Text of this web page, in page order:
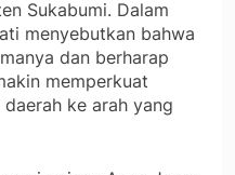
Sukabumi. Dalam
menyebutkan bahwa
dan berharap
memperkuat
ke arah yang